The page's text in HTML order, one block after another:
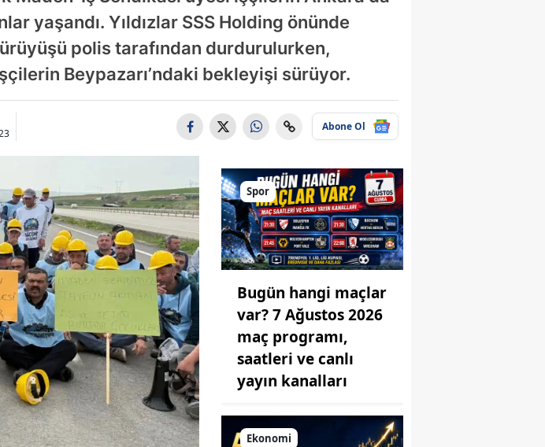
yaşandı. Yıldızlar SSS Holding önünde
polis tarafından durdurulurken,
Beypazarı’ndaki bekleyişi sürüyor.
Abone Ol
Spor
Bugün hangi maçlar
var? 7 Ağustos 2026
maç programı,
saatleri ve canlı
yayın kanalları
Ekonomi